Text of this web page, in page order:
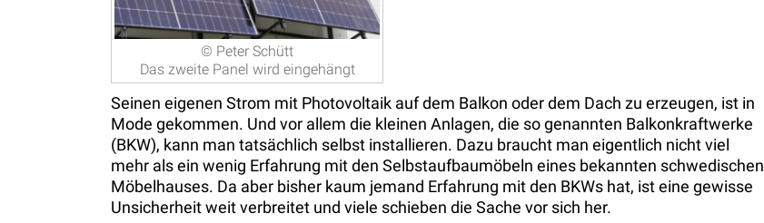
© Peter Schütt
Das zweite Panel wird eingehängt
Seinen eigenen Strom mit Photovoltaik auf dem Balkon oder dem Dach zu erzeugen, ist in
Mode gekommen. Und vor allem die kleinen Anlagen, die so genannten Balkonkraftwerke
(BKW), kann man tatsächlich selbst installieren. Dazu braucht man eigentlich nicht viel
mehr als ein wenig Erfahrung mit den Selbstaufbaumöbeln eines bekannten schwedischen
Möbelhauses. Da aber bisher kaum jemand Erfahrung mit den BKWs hat, ist eine gewisse
Unsicherheit weit verbreitet und viele schieben die Sache vor sich her.